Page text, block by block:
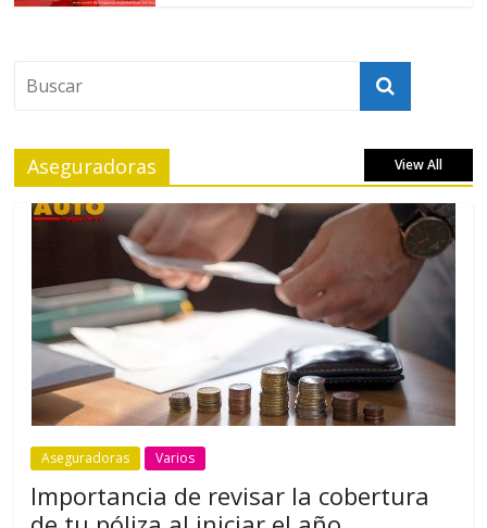
Aseguradoras View All
Aseguradoras Varios
Importancia de revisar la cobertura